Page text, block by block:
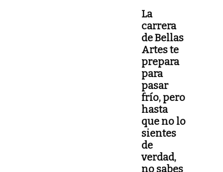
La
carrera
de Bellas
Artes te
prepara
para
pasar
frío, pero
hasta
que no lo
sientes
de
verdad,
no sabes